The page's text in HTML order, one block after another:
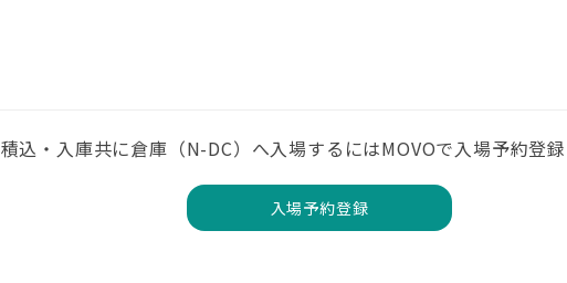
積込・入庫共に倉庫（N-DC）へ入場するにはMOVOで入場予約登録
入場予約登録